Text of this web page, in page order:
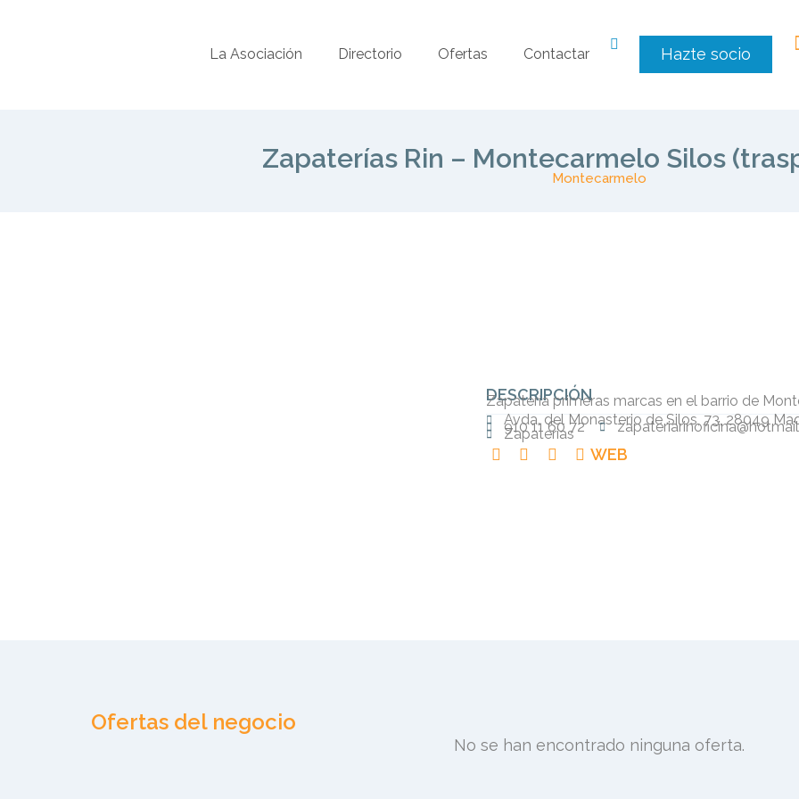
La Asociación Directorio Ofertas Contactar Hazte socio
Zapaterías Rin – Montecarmelo Silos
Montecarmelo
DESCRIPCIÓN
Zapatería primeras marcas en el barrio de
Avda. del Monasterio de Silos, 73, 28049
910 11 60 72
Zapaterias
WEB
Ofertas del negocio
No se han encontrado ninguna oferta.